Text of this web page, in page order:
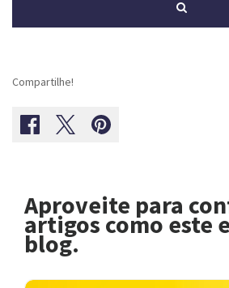
Compartilhe!
Aproveite para
artigos como este
blog.